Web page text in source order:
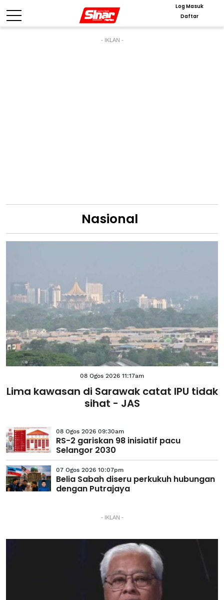
Log Masuk
Daftar
- IKLAN -
Nasional
08 Ogos 2026 11:17am
Lima kawasan di Sarawak catat IPU tidak
sihat - JAS
08 Ogos 2026 09:30am
RS-2 gariskan 98 inisiatif pacu
Selangor 2030
07 Ogos 2026 10:07pm
Belia Sabah diseru perkukuh hubungan
dengan Putrajaya
- IKLAN -